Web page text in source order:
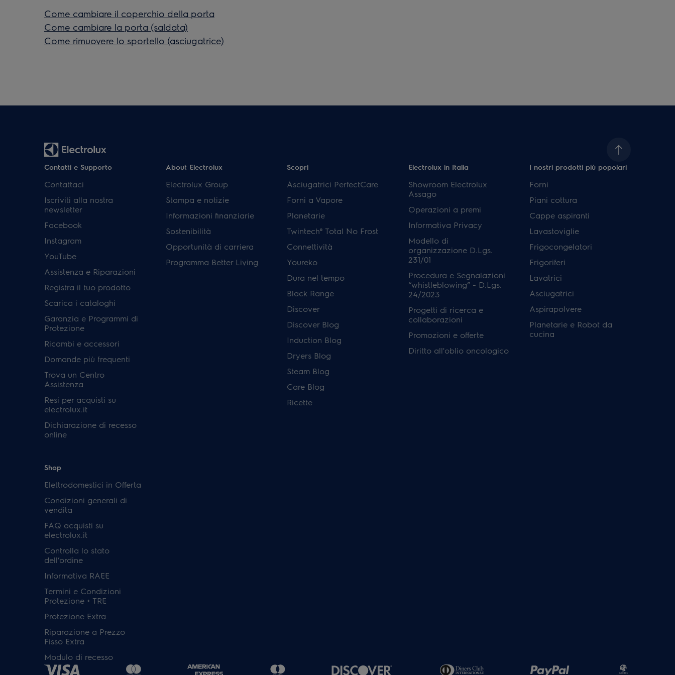
Come cambiare il coperchio della porta
Come cambiare la porta (saldata)
Come rimuovere lo sportello (asciugatrice)
Contatti e Supporto
Contattaci
Iscriviti alla nostra
newsletter
Facebook
Instagram
YouTube
Assistenza e Riparazioni
Registra il tuo prodotto
Scarica i cataloghi
Garanzia e Programmi di
Protezione
Ricambi e accessori
Domande più frequenti
Trova un Centro
Assistenza
Resi per acquisti su
electrolux.it
Dichiarazione di recesso
online
About Electrolux
Electrolux Group
Stampa e notizie
Informazioni finanziarie
Sostenibilità
Opportunità di carriera
Programma Better Living
Scopri
Asciugatrici PerfectCare
Forni a Vapore
Planetarie
Twintech® Total No Frost
Connettività
Youreko
Dura nel tempo
Black Range
Discover
Discover Blog
Induction Blog
Dryers Blog
Steam Blog
Care Blog
Ricette
Electrolux in Italia
Showroom Electrolux
Assago
Operazioni a premi
Informativa Privacy
Modello di
organizzazione D.Lgs.
231/01
Procedura e Segnalazioni
“whistleblowing” - D.Lgs.
24/2023
Progetti di ricerca e
collaborazioni
Promozioni e offerte
Diritto all'oblio oncologico
I nostri prodotti più popolari
Forni
Piani cottura
Cappe aspiranti
Lavastoviglie
Frigocongelatori
Frigoriferi
Lavatrici
Asciugatrici
Aspirapolvere
Planetarie e Robot da
cucina
Shop
Elettrodomestici in Offerta
Condizioni generali di
vendita
FAQ acquisti su
electrolux.it
Controlla lo stato
dell’ordine
Informativa RAEE
Termini e Condizioni
Protezione + TRE
Protezione Extra
Riparazione a Prezzo
Fisso Extra
Modulo di recesso